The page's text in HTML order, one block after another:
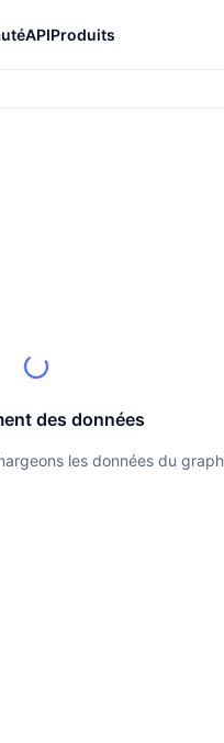
APIProduits
des données
les données du